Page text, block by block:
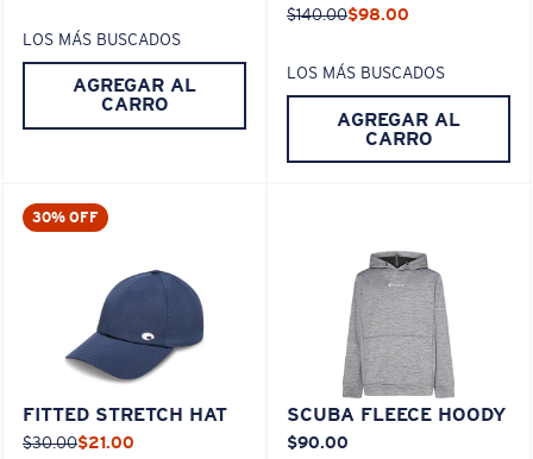
LOS MÁS BUSCADOS
AGREGAR AL
CARRO
$140.00$98.00
LOS MÁS BUSCADOS
AGREGAR AL
CARRO
30% OFF
FITTED STRETCH HAT
$30.00$21.00
SCUBA FLEECE HOODY
$90.00